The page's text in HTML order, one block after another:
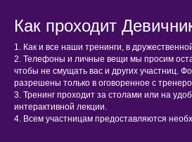
Как проходит
1. Как и все наши тренинги, в
2. Телефоны и личные вещи мы просим
чтобы не смущать вас и других участниц.
разрешены только в оговоренное с
3. Тренинг проходит за столами или на
интерактивной лекции.
4. Всем участницам предоставляются